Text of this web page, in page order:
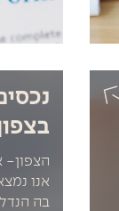
הצפון-
אנו
בה